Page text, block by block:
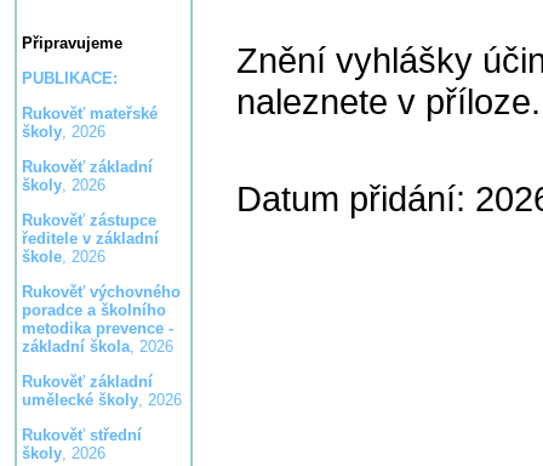
Připravujeme
PUBLIKACE:
Rukověť mateřské
školy, 2026
Rukověť základní
školy, 2026
Rukověť zástupce
ředitele v základní
škole, 2026
Rukověť výchovného
poradce a školního
metodika prevence -
základní škola, 2026
Rukověť základní
umělecké školy, 2026
Rukověť střední
školy, 2026
Znění vyhlášky
naleznete v příloze.
Datum přidání: